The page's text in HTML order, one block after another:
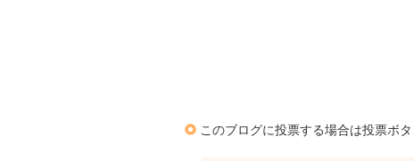
このブログに投票する場合は投票ボ